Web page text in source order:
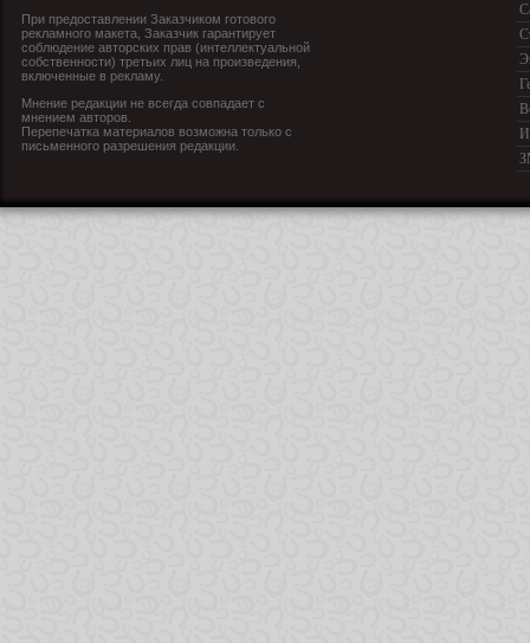
При предоставлении Заказчиком готового
рекламного макета, Заказчик гарантирует
соблюдение авторских прав (интеллектуальной
собственности) третьих лиц на произведения,
включенные в рекламу.
Мнение редакции не всегда совпадает с
мнением авторов.
Перепечатка материалов возможна только с
письменного разрешения редакции.